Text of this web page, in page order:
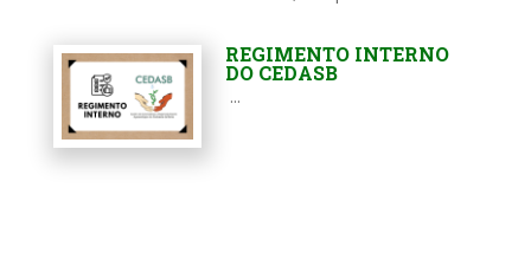
REGIMENTO INTERNO
DO CEDASB
...